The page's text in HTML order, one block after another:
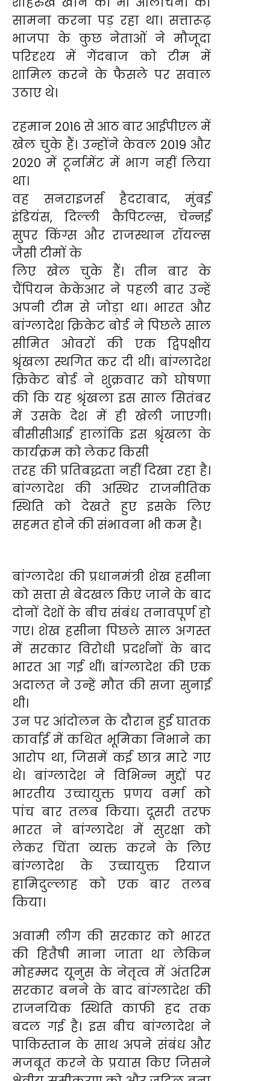
सामना करना पड़ रहा था। सत्तारूढ़
भाजपा के कुछ नेताओं ने मौजूदा
परिदृश्य में गेंदबाज को टीम में
शामिल करने के फैसले पर सवाल
उठाए थे।
रहमान 2016 से आठ बार आईपीएल में
खेल चुके हैं। उन्होंने केवल 2019 और
2020 में टूर्नामेंट में भाग नहीं लिया
था।
वह सनराइजर्स हैदराबाद, मुंबई
इंडियंस, दिल्ली कैपिटल्स, चेन्नई
सुपर किंग्स और राजस्थान रॉयल्स
जैसी टीमों के
लिए खेल चुके हैं। तीन बार के
चैंपियन केकेआर ने पहली बार उन्हें
अपनी टीम से जोड़ा था। भारत और
बांग्लादेश क्रिकेट बोर्ड ने पिछले साल
सीमित ओवरों की एक द्विपक्षीय
श्रृंखला स्थगित कर दी थी। बांग्लादेश
क्रिकेट बोर्ड ने शुक्रवार को घोषणा
की कि यह श्रृंखला इस साल सितंबर
में उसके देश में ही खेली जाएगी।
बीसीसीआई हालांकि इस श्रृंखला के
कार्यक्रम को लेकर किसी
तरह की प्रतिबद्धता नहीं दिखा रहा है।
बांग्लादेश की अस्थिर राजनीतिक
स्थिति को देखते हुए इसके लिए
सहमत होने की संभावना भी कम है।
बांग्लादेश की प्रधानमंत्री शेख हसीना
को सत्ता से बेदखल किए जाने के बाद
दोनों देशों के बीच संबंध तनावपूर्ण हो
गए। शेख हसीना पिछले साल अगस्त
में सरकार विरोधी प्रदर्शनों के बाद
भारत आ गई थीं। बांग्लादेश की एक
अदालत ने उन्हें मौत की सजा सुनाई
थी।
उन पर आंदोलन के दौरान हुई घातक
कार्वाई में कथित भूमिका निभाने का
आरोप था, जिसमें कई छात्र मारे गए
थे। बांग्लादेश ने विभिन्न मुद्दों पर
भारतीय उच्चायुक्त प्रणय वर्मा को
पांच बार तलब किया। दूसरी तरफ
भारत ने बांग्लादेश में सुरक्षा को
लेकर चिंता व्यक्त करने के लिए
बांग्लादेश के उच्चायुक्त रियाज
हामिदुल्लाह को एक बार तलब
किया।
अवामी लीग की सरकार को भारत
की हितैषी माना जाता था लेकिन
मोहम्मद यूनुस के नेतृत्व में अंतरिम
सरकार बनने के बाद बांग्लादेश की
राजनयिक स्थिति काफी हद तक
बदल गई है। इस बीच बांग्लादेश ने
पाकिस्तान के साथ अपने संबंध और
मजबूत करने के प्रयास किए जिसने